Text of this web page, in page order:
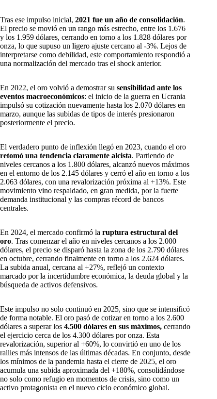
Tras ese impulso inicial, 2021 fue un año de consolidación.
El precio se movió en un rango más estrecho, entre los 1.676
y los 1.959 dólares, cerrando en torno a los 1.828 dólares por
onza, lo que supuso un ligero ajuste cercano al -3%. Lejos de
interpretarse como debilidad, este comportamiento respondió a
una normalización del mercado tras el shock anterior.
En 2022, el oro volvió a demostrar su sensibilidad ante los
eventos macroeconómicos: el inicio de la guerra en Ucrania
impulsó su cotización nuevamente hasta los 2.070 dólares en
marzo, aunque las subidas de tipos de interés presionaron
posteriormente el precio.
El verdadero punto de inflexión llegó en 2023, cuando el oro
retomó una tendencia claramente alcista. Partiendo de
niveles cercanos a los 1.800 dólares, alcanzó nuevos máximos
en el entorno de los 2.145 dólares y cerró el año en torno a los
2.063 dólares, con una revalorización próxima al +13%. Este
movimiento vino respaldado, en gran medida, por la fuerte
demanda institucional y las compras récord de bancos
centrales.
En 2024, el mercado confirmó la ruptura estructural del
oro. Tras comenzar el año en niveles cercanos a los 2.000
dólares, el precio se disparó hasta la zona de los 2.790 dólares
en octubre, cerrando finalmente en torno a los 2.624 dólares.
La subida anual, cercana al +27%, reflejó un contexto
marcado por la incertidumbre económica, la deuda global y la
búsqueda de activos defensivos.
Este impulso no solo continuó en 2025, sino que se intensificó
de forma notable. El oro pasó de cotizar en torno a los 2.600
dólares a superar los 4.500 dólares en sus máximos, cerrando
el ejercicio cerca de los 4.300 dólares por onza. Esta
revalorización, superior al +60%, lo convirtió en uno de los
rallies más intensos de las últimas décadas. En conjunto, desde
los mínimos de la pandemia hasta el cierre de 2025, el oro
acumula una subida aproximada del +180%, consolidándose
no solo como refugio en momentos de crisis, sino como un
activo protagonista en el nuevo ciclo económico global.